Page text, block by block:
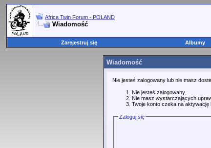
Africa Twin Forum - POLAND
Wiadomość
Zarejestruj się Albumy
Wiadomość
Nie jesteś zalogowany lub nie masz
Nie jesteś zalogowany.
Nie masz wystarczających
Twoje konto czeka na aktywację
Zaloguj się